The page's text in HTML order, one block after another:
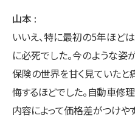
山本
いいえ、特に最初の5年ほど
に必死でした。今のような姿
保険の世界を甘く見ていたと
悔するほどでした。自動車修
内容によって価格差がつけや